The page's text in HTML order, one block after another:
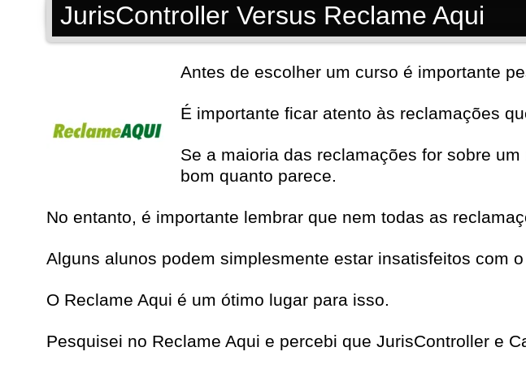
JurisController Versus Reclame Aqui
Antes de escolher um curso é importante
É importante ficar atento às reclamações
Se a maioria das reclamações for sobre
bom quanto parece.
No entanto, é importante lembrar que nem todas as
Alguns alunos podem simplesmente estar insatisfeitos com
O Reclame Aqui é um ótimo lugar para isso.
Pesquisei no Reclame Aqui e percebi que JurisController e